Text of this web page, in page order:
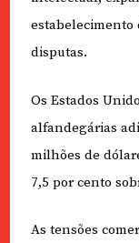
estabelecimento
disputas.
Os Estados
alfandegárias
milhões de
7,5 por cento
As tensões